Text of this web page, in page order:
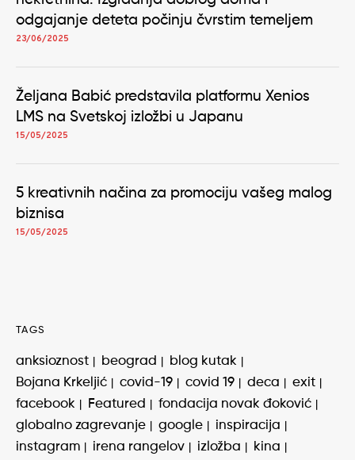
odgajanje deteta počinju čvrstim temeljem
23/06/2025
Željana Babić predstavila platformu Xenios
LMS na Svetskoj izložbi u Japanu
15/05/2025
5 kreativnih načina za promociju vašeg malog
biznisa
15/05/2025
TAGS
anksioznost beograd
blog kutak
Bojana Krkeljić
covid-19 covid 19 deca
exit
facebook
Featured
fondacija novak đoković
globalno zagrevanje
google
inspiracija
instagram
irena rangelov izložba
kina